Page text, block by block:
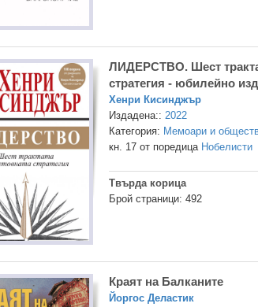
ЛИДЕРСТВО. Шест
стратегия - юбилейно
Хенри Кисинджър
Издадена:: 2022
Категория: Мемоари и
кн. 17 от поредица Нобелисти
Твърда корица
Брой страници: 492
Краят на Балканите
Йоргос Деластик